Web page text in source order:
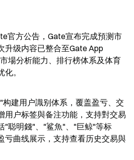
官方公告，Gate宣布完成預测市
升级内容已整合至Gate App
場分析能力、排行榜体系及体育
。
建用户識别体系，覆盖盈亏、交
用户标签與备注功能，支持對交易
"聪明錢"、"鲨魚"、"巨鲸"等标
亏曲线展示，支持查看历史交易與